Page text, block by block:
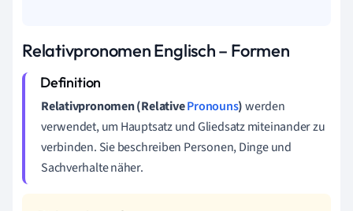
Relativpronomen Englisch – Formen
Relativpronomen(RelativePronouns)werden
verwendet, um Hauptsatz und Gliedsatz miteinander zu
verbinden. Sie beschreiben Personen, Dinge und
Sachverhalte näher.